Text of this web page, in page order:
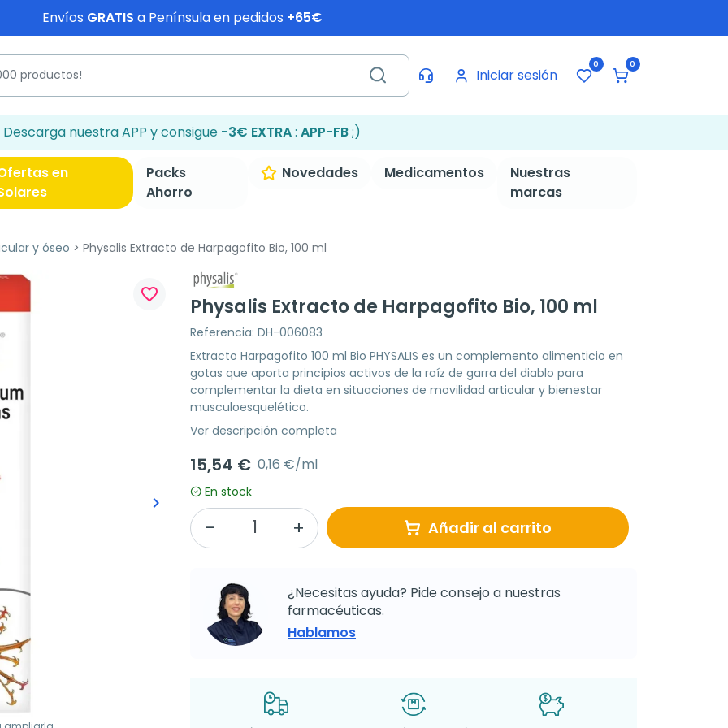
Envíos GRATIS a Península en pedidos +65€
Iniciar sesión
0 0
Descarga nuestra APP y consigue -3€ EXTRA: APP-FB;)
en
Packs
Ahorro
Novedades Medicamentos
Nuestras
marcas
y óseo Physalis Extracto de Harpagofito Bio, 100 ml
Siguiente
keyboard_arrow_right
favorite_border
Physalis Extracto de Harpagofito Bio, 100 ml
Referencia: DH-006083
Extracto Harpagofito 100 ml Bio PHYSALIS es un complemento alimenticio en
gotas que aporta principios activos de la raíz de garra del diablo para
complementar la dieta en situaciones de movilidad articular y bienestar
musculoesquelético.
Ver descripción completa
15,54 € 0,16 €/ml
En stock
Añadir al carrito
¿Necesitas ayuda? Pide consejo a nuestras
farmacéuticas.
Hablamos